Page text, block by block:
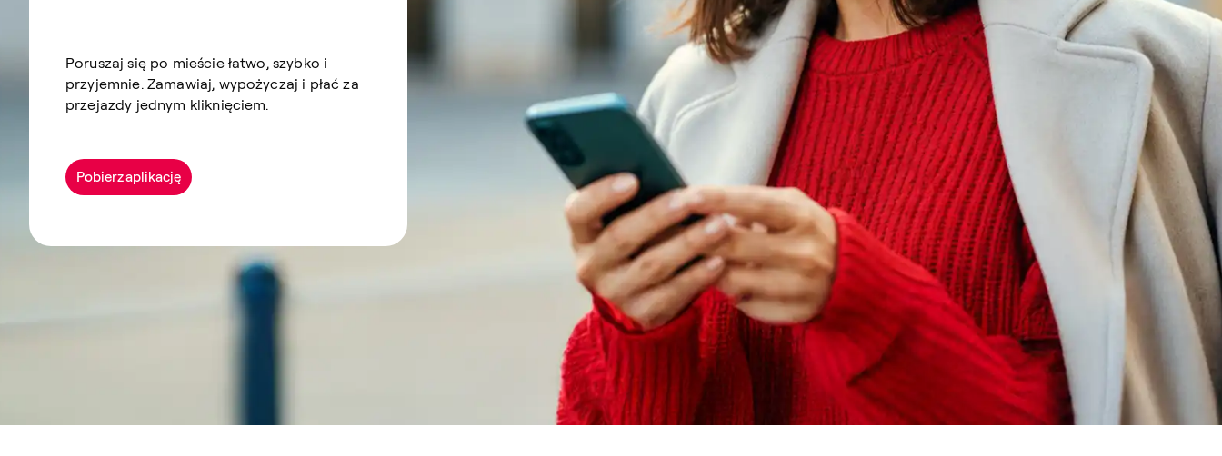
Poruszaj się po mieście łatwo, szybko i
przyjemnie. Zamawiaj, wypożyczaj i płać za
przejazdy jednym kliknięciem.
Pobierz aplikację